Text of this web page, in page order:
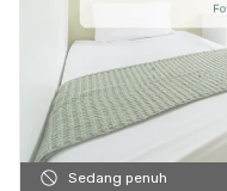
Sedang penuh